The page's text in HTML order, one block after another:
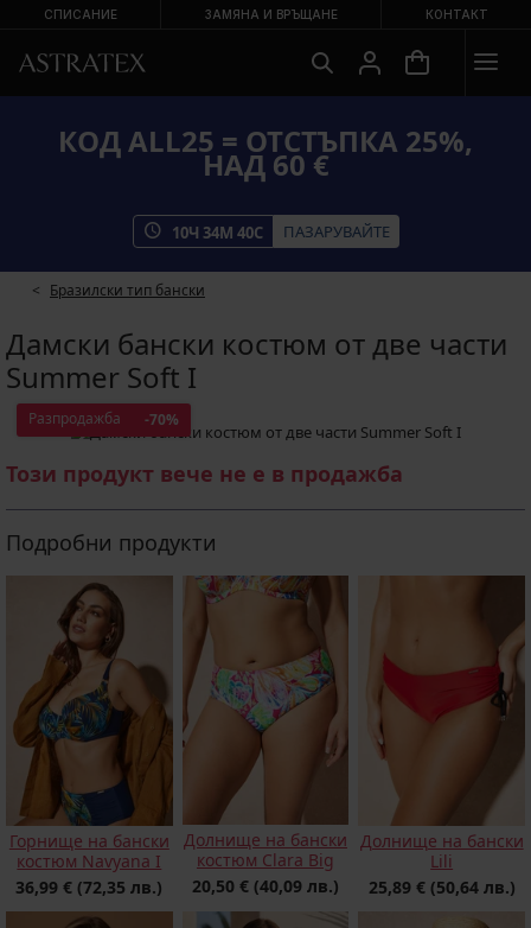
СПИСАНИЕ ЗАМЯНА И ВРЪЩАНЕ КОНТАКТ
КОД ALL25 = ОТСТЪПКА 25%,
НАД 60 €
10Ч 34М 39С ПАЗАРУВАЙТЕ
Бразилски тип бански
Дамски бански костюм от две части
Summer Soft I
Разпродажба -70%
Този продукт вече не е в продажба
Подробни продукти
Горнище на бански
костюм Navyana I
36,99 € (72,35 лв.)
Долнище на бански
костюм Clara Big
20,50 € (40,09 лв.)
Долнище на бански
Lili
25,89 € (50,64 лв.)